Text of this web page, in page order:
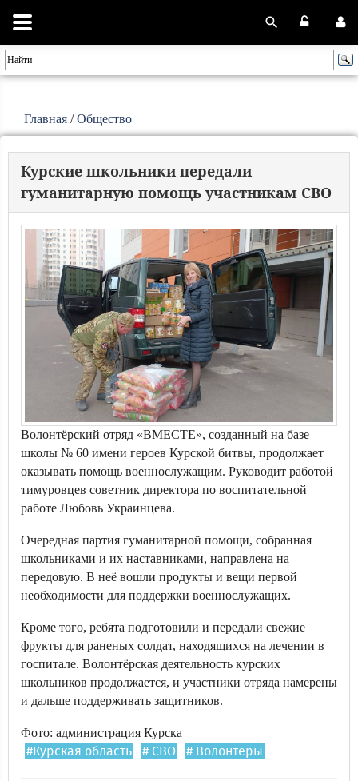
Главная /Общество
Курские школьники передали
гуманитарную помощь участникам СВО
Волонтёрский отряд «ВМЕСТЕ», созданный на базе
школы № 60 имени героев Курской битвы, продолжает
оказывать помощь военнослужащим. Руководит работой
тимуровцев советник директора по воспитательной
работе Любовь Украинцева.
Очередная партия гуманитарной помощи, собранная
школьниками и их наставниками, направлена на
передовую. В неё вошли продукты и вещи первой
необходимости для поддержки военнослужащих.
Кроме того, ребята подготовили и передали свежие
фрукты для раненых солдат, находящихся на лечении в
госпитале. Волонтёрская деятельность курских
школьников продолжается, и участники отряда намерены
и дальше поддерживать защитников.
Фото: администрация Курска
#Курская область # СВО # Волонтеры